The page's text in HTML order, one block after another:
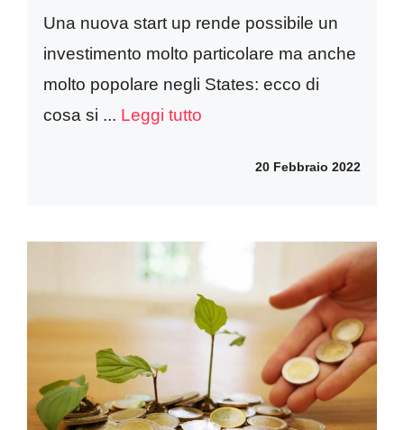
Una nuova start up rende possibile un
investimento molto particolare ma anche
molto popolare negli States: ecco di
cosa si ... Leggi tutto
20 Febbraio 2022